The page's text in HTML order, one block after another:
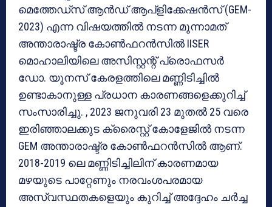
മെത്തേഡ്‌സ് ആൻഡ് ആപ്ളിക്കേഷൻസ് (GEM-
2023) എന്ന വിഷയത്തിൽ നടന്ന മൂന്നാമത്
അന്താരാഷ്ട്ര കോൺഫറൻസിൽ IISER
മൊഹാലിയിലെ അസിസ്റ്റന്റ് പ്രൊഫസർ
ഡോ. യൂനസ് കേരളത്തിലെ മണ്ണിടിച്ചിൽ
ഉണ്ടാകാനുള്ള പ്രധാന കാരണങ്ങളെക്കുറിച്ച്
സംസാരിച്ചു. , 2023 ജനുവരി 23 മുതൽ 25 വരെ
ഇരിഞ്ഞാലക്കുട ക്രൈസ്റ്റ് കോളേജിൽ നടന്ന
GEM അന്താരാഷ്ട്ര കോൺഫറൻസിൽ ആണ്.
2018-2019 ലെ മണ്ണിടിച്ചിലിന് കാരണമായ
മഴയുടെ പാറ്റേണും നരവംശപരമായ
അസ്വസ്ഥതകളെയും കുറിച്ച് അദ്ദേഹം ചർച്ച